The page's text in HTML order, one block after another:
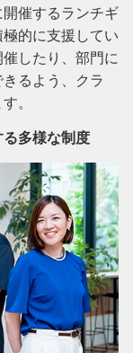
催するランチギ
的に支援してい
したり、部門に
るよう、クラ
。
多様な制度